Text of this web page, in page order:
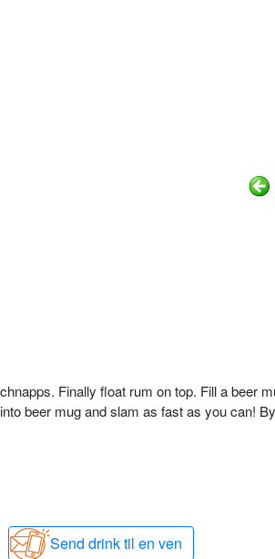
Finally float rum on top. Fill a beer
beer mug and slam as fast as you can!
Send drink til en ven